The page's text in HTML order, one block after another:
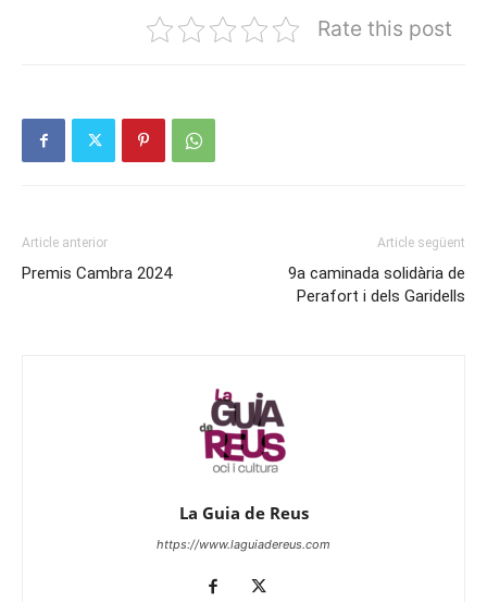
Rate this post
Article anterior
Premis Cambra 2024
Article següent
9a caminada solidària de
Perafort i dels Garidells
La Guia de Reus
https://www.laguiadereus.com